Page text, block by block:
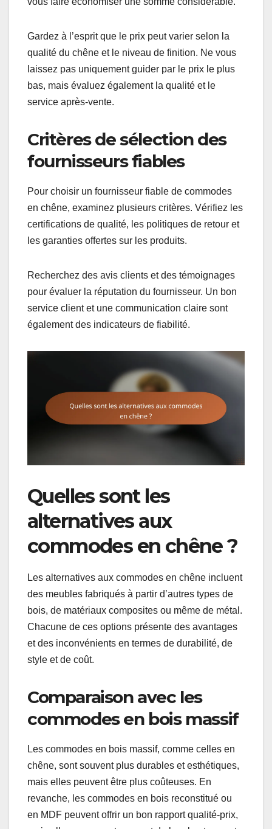
Gardez à l’esprit que le prix peut varier selon la
qualité du chêne et le niveau de finition. Ne vous
laissez pas uniquement guider par le prix le plus
bas, mais évaluez également la qualité et le
service après-vente.
Critères de sélection des
fournisseurs fiables
Pour choisir un fournisseur fiable de commodes
en chêne, examinez plusieurs critères. Vérifiez les
certifications de qualité, les politiques de retour et
les garanties offertes sur les produits.
Recherchez des avis clients et des témoignages
pour évaluer la réputation du fournisseur. Un bon
service client et une communication claire sont
également des indicateurs de fiabilité.
Quelles sont les
alternatives aux
commodes en chêne ?
Les alternatives aux commodes en chêne incluent
des meubles fabriqués à partir d’autres types de
bois, de matériaux composites ou même de métal.
Chacune de ces options présente des avantages
et des inconvénients en termes de durabilité, de
style et de coût.
Comparaison avec les
commodes en bois massif
Les commodes en bois massif, comme celles en
chêne, sont souvent plus durables et esthétiques,
mais elles peuvent être plus coûteuses. En
revanche, les commodes en bois reconstitué ou
en MDF peuvent offrir un bon rapport qualité-prix,